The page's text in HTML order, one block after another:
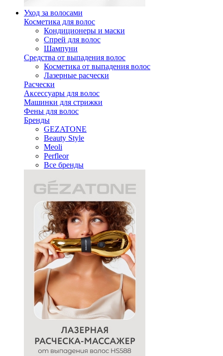
Уход за волосами
Косметика для волос
Кондиционеры и маски
Спрей для волос
Шампуни
Средства от выпадения волос
Косметика от выпадения волос
Лазерные расчески
Расчески
Аксессуары для волос
Машинки для стрижки
Фены для волос
Бренды
GEZATONE
Beauty Style
Meoli
Perfleor
Все бренды